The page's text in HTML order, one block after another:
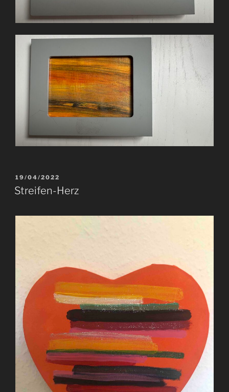
VERÖFFENTLICHT
AM
19/04/2022
Streifen-Herz